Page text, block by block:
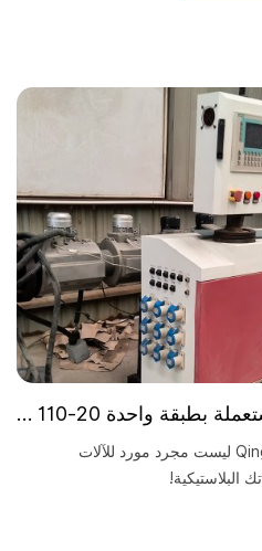
خط إنتاج أنابيب HDPE مستعملة بطبقة واحدة 20-110 مم
شركة Qingdao Centre Machinery ليست مجرد مورد للآلات
البلاستيكية!